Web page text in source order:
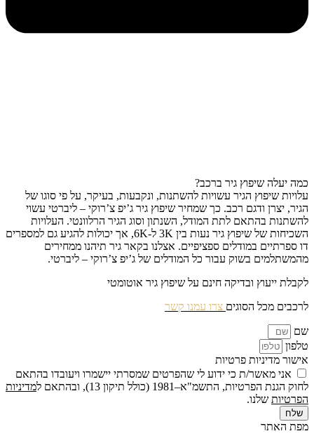
כמה יעלה שיפוץ גיר ברכב?
עלויות שיפוץ הגיר עשויות להשתנות, ונקבעות, בעיקר, על פי סוגו של
הגיר, יצרן ודגם רכב. כך שמחיר שיפוץ גיר ג’יפ צ’רוקי – ליברטי עשוי
להשתנות בהתאם לתת המודל, השנתון וסוג הגיר הרלוונטי. העלויות
השכיחות של שיפוץ גיר נעות בין 3K ל-6K, אך יכולות להגיע גם למספרים
דו ספרתיים במודלים ספציפיים. אצלנו בקאר גיר תיהנו ממחירים
מהמשתלמים בשוק עבור כל המודלים של ג’יפ צ’רוקי – ליברטי.
לקבלת ייעוץ ובדיקה חינם על שיפוץ גיר אוטומטי
לרכבים מכל הסוגים צרו עמנו קשר
שם
טלפון
אישור מדיניות פרטיות
אני מאשר/ת כי ידוע לי שהפרטים שמסרתי יישמרו ויעובדו בהתאם
לחוק הגנת הפרטיות, התשמ"א–1981 (כולל תיקון 13), ובהתאם ל
מדיניות
הפרטיות שלנו.
שלח
מפת האתר